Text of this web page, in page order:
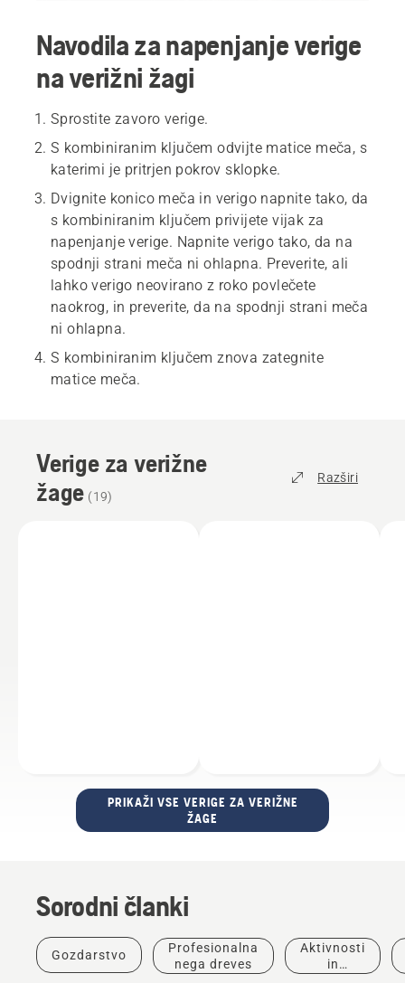
Navodila za napenjanje verige
na verižni žagi
Sprostite zavoro verige.
S kombiniranim ključem odvijte matice meča, s
katerimi je pritrjen pokrov sklopke.
Dvignite konico meča in verigo napnite tako, da
s kombiniranim ključem privijete vijak za
napenjanje verige. Napnite verigo tako, da na
spodnji strani meča ni ohlapna. Preverite, ali
lahko verigo neovirano z roko povlečete
naokrog, in preverite, da na spodnji strani meča
ni ohlapna.
S kombiniranim ključem znova zategnite
matice meča.
Verige za verižne
žage (19)
Razširi
PRIKAŽI VSE VERIGE ZA VERIŽNE
ŽAGE
Sorodni članki
Gozdarstvo
Profesionalna
nega dreves
Aktivnosti
in